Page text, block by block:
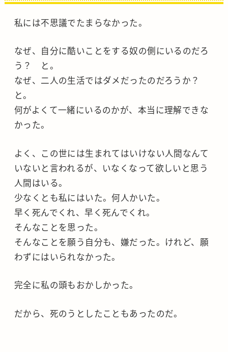
私には不思議でたまらなかった。
なぜ、自分に酷いことをする奴の側にいるのだろ
う？ と。
なぜ、二人の生活ではダメだったのだろうか？
と。
何がよくて一緒にいるのかが、本当に理解できな
かった。
よく、この世には生まれてはいけない人間なんて
いないと言われるが、いなくなって欲しいと思う
人間はいる。
少なくとも私にはいた。何人かいた。
早く死んでくれ、早く死んでくれ。
そんなことを思った。
そんなことを願う自分も、嫌だった。けれど、願
わずにはいられなかった。
完全に私の頭もおかしかった。
だから、死のうとしたこともあったのだ。